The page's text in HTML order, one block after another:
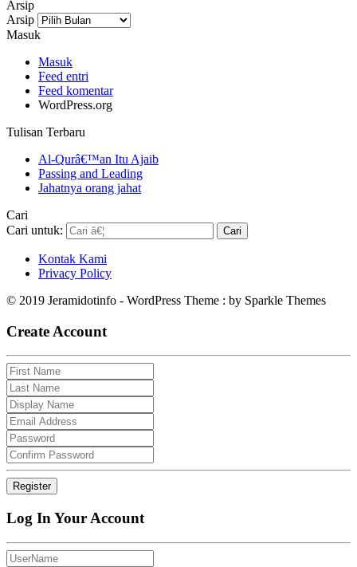
Arsip
Arsip
Masuk
Masuk
Feed entri
Feed komentar
WordPress.org
Tulisan Terbaru
Al-Qurâ€™an Itu Ajaib
Passing and Leading
Jahatnya orang jahat
Cari
Cari untuk:
Kontak Kami
Privacy Policy
© 2019 Jeramidotinfo - WordPress Theme : by Sparkle Themes
Create Account
Log In Your Account